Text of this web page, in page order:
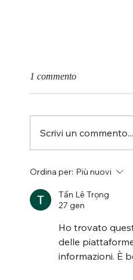
Auguri di
1 commento
Scrivi un commento...
Ordina per: Più nuovi
Tấn Lê Trọng
27 gen
Ho trovato
delle
informazioni. È